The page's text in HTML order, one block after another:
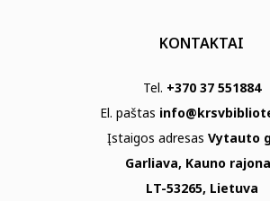
KONTAKTAI
Tel. +370 37 551884
El. paštas
Įstaigos adresas Vytauto
Garliava, Kauno
LT-53265, Lietuva